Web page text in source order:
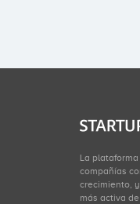
La
compañías
crecimiento,
más activa